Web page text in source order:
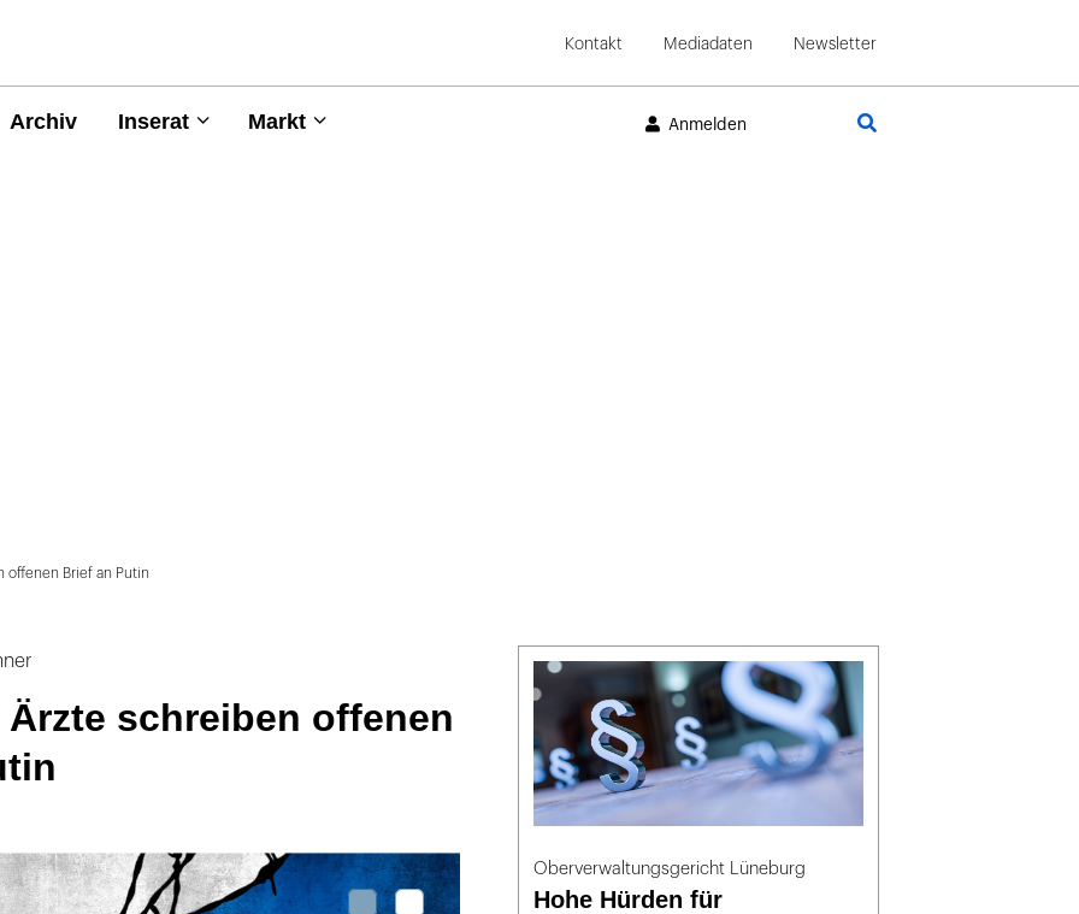
Kontakt Mediadaten Newsletter
Archiv Inserat Markt Anmelden
offenen Brief an Putin
schreiben offenen
Oberverwaltungsgericht Lüneburg
Hohe Hürden für